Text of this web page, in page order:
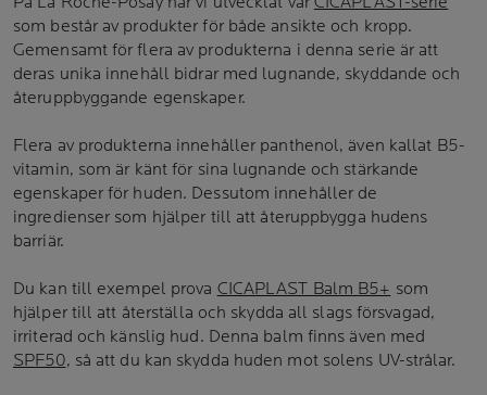
som består av produkter för både ansikte och kropp.
Gemensamt för flera av produkterna i denna serie är att
deras unika innehåll bidrar med lugnande, skyddande och
återuppbyggande egenskaper.
Flera av produkterna innehåller panthenol, även kallat B5-
vitamin, som är känt för sina lugnande och stärkande
egenskaper för huden. Dessutom innehåller de
ingredienser som hjälper till att återuppbygga hudens
barriär.
Du kan till exempel prova CICAPLAST Balm B5+ som
hjälper till att återställa och skydda all slags försvagad,
irriterad och känslig hud. Denna balm finns även med
SPF50, så att du kan skydda huden mot solens UV-strålar.